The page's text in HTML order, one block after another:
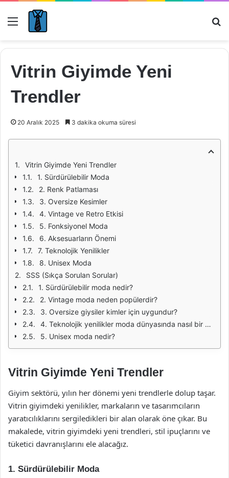
Menü
Vitrin Giyimde Yeni
Trendler
20 Aralık 2025 3 dakika okuma süresi
Vitrin Giyimde Yeni Trendler
1. Sürdürülebilir Moda
2. Renk Patlaması
3. Oversize Kesimler
4. Vintage ve Retro Etkisi
5. Fonksiyonel Moda
6. Aksesuarların Önemi
7. Teknolojik Yenilikler
8. Unisex Moda
SSS (Sıkça Sorulan Sorular)
1. Sürdürülebilir moda nedir?
2. Vintage moda neden popülerdir?
3. Oversize giysiler kimler için uygundur?
4. Teknolojik yenilikler moda dünyasında nasıl bir etki yaratıyor?
5. Unisex moda nedir?
Vitrin Giyimde Yeni Trendler
Giyim sektörü, yılın her dönemi yeni trendlerle dolup taşar.
Vitrin giyimdeki yenilikler, markaların ve tasarımcıların
yaratıcılıklarını sergiledikleri bir alan olarak öne çıkar. Bu
makalede, vitrin giyimdeki yeni trendleri, stil ipuçlarını ve
tüketici davranışlarını ele alacağız.
1. Sürdürülebilir Moda